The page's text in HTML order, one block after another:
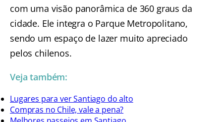
com uma visão panorâmica de 360 graus da
cidade. Ele integra o Parque Metropolitano,
sendo um espaço de lazer muito apreciado
pelos chilenos.
Veja também:
Lugares para ver Santiago do alto
Compras no Chile, vale a pena?